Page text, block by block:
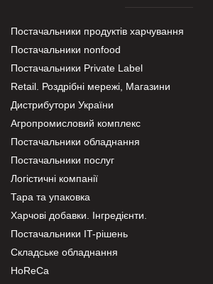
Постачальники продуктів харчування
Постачальники nonfood
Постачальники Private Label
Retail. Роздрібні мережі, Магазини
Дистрибутори України
Агропромисловий комплекс
Постачальники обладнання
Постачальники послуг
Логістичні компанії
Тара та упаковка
Харчові добавки. Інгредієнти.
Постачальники IT-рішень
Складське обладнання
HoReCa